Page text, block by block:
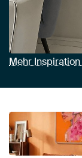
Mehr